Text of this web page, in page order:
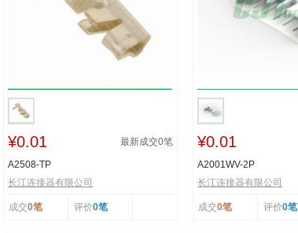
¥0.01 最新成交0笔
A2508-TP
长江连接器有限公司
成交0笔 评价0笔
¥0.01
A2001WV-2P
长江连接器有限公司
成交0笔 评价0笔